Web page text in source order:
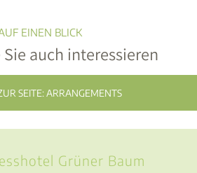
SEITE: ARRANGEMENTS
Grüner Baum